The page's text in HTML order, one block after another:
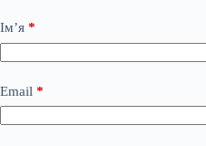
Ім’я *
Email *